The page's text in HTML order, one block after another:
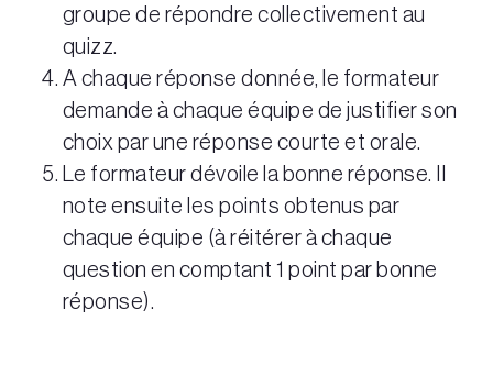
groupe de répondre collectivement au
quizz.
A chaque réponse donnée, le formateur
demande à chaque équipe de justifier son
choix par une réponse courte et orale.
Le formateur dévoile la bonne réponse. II
note ensuite les points obtenus par
chaque équipe (à réitérer à chaque
question en comptant 1 point par bonne
réponse).